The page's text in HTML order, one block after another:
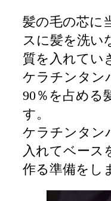
髪の毛の芯に
スに髪を洗い
質を入れてい
ケラチンタン
90％を占める
す。
ケラチンタン
入れてベース
作る準備をし